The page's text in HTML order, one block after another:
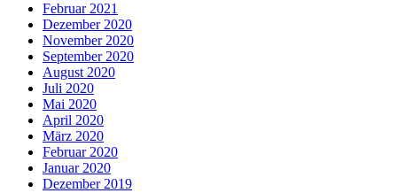
Februar 2021
Dezember 2020
November 2020
September 2020
August 2020
Juli 2020
Mai 2020
April 2020
März 2020
Februar 2020
Januar 2020
Dezember 2019